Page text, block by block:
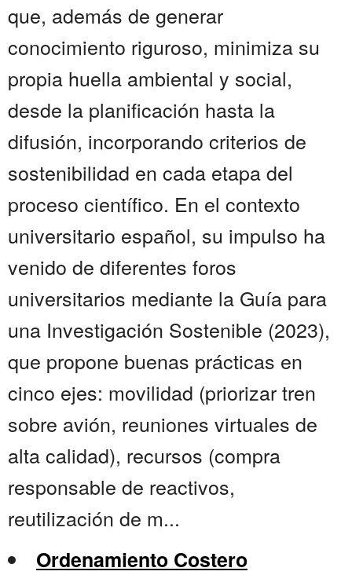
que, además de generar
conocimiento riguroso, minimiza su
propia huella ambiental y social,
desde la planificación hasta la
difusión, incorporando criterios de
sostenibilidad en cada etapa del
proceso científico. En el contexto
universitario español, su impulso ha
venido de diferentes foros
universitarios mediante la Guía para
una Investigación Sostenible (2023),
que propone buenas prácticas en
cinco ejes: movilidad (priorizar tren
sobre avión, reuniones virtuales de
alta calidad), recursos (compra
responsable de reactivos,
reutilización de m...
Ordenamiento Costero